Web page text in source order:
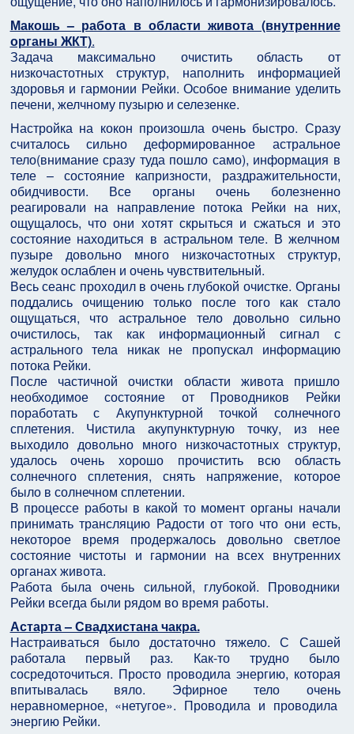
Макошь – работа в области живота (внутренние
органы ЖКТ).
Задача максимально очистить область от
низкочастотных структур, наполнить информацией
здоровья и гармонии Рейки. Особое внимание уделить
печени, желчному пузырю и селезенке.
Настройка на кокон произошла очень быстро. Сразу
считалось сильно деформированное астральное
тело(внимание сразу туда пошло само), информация в
теле – состояние капризности, раздражительности,
обидчивости. Все органы очень болезненно
реагировали на направление потока Рейки на них,
ощущалось, что они хотят скрыться и сжаться и это
состояние находиться в астральном теле. В желчном
пузыре довольно много низкочастотных структур,
желудок ослаблен и очень чувствительный.
Весь сеанс проходил в очень глубокой очистке. Органы
поддались очищению только после того как стало
ощущаться, что астральное тело довольно сильно
очистилось, так как информационный сигнал с
астрального тела никак не пропускал информацию
потока Рейки.
После частичной очистки области живота пришло
необходимое состояние от Проводников Рейки
поработать с Акупунктурной точкой солнечного
сплетения. Чистила акупунктурную точку, из нее
выходило довольно много низкочастотных структур,
удалось очень хорошо прочистить всю область
солнечного сплетения, снять напряжение, которое
было в солнечном сплетении.
В процессе работы в какой то момент органы начали
принимать трансляцию Радости от того что они есть,
некоторое время продержалось довольно светлое
состояние чистоты и гармонии на всех внутренних
органах живота.
Работа была очень сильной, глубокой. Проводники
Рейки всегда были рядом во время работы.
Астарта – Свадхистана чакра.
Настраиваться было достаточно тяжело. С Сашей
работала первый раз. Как-то трудно было
сосредоточиться. Просто проводила энергию, которая
впитывалась вяло. Эфирное тело очень
неравномерное, «нетугое». Проводила и проводила
энергию Рейки.